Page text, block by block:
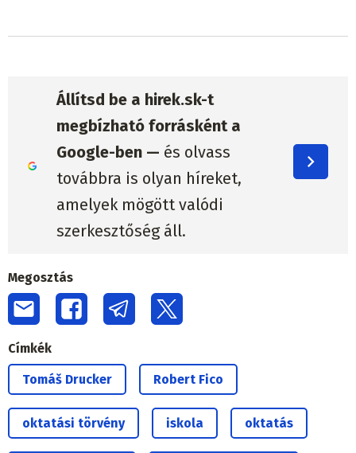
Állítsd be a hirek.sk-t
megbízható forrásként a
Google-ben — és olvass
továbbra is olyan híreket,
amelyek mögött valódi
szerkesztőség áll.
Megosztás
Címkék
Tomáš Drucker Robert Fico
oktatási törvény iskola oktatás